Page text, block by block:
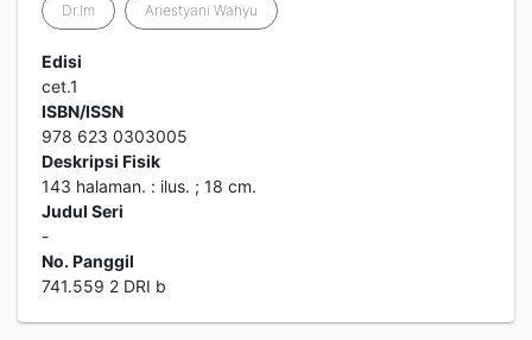
Dr.Im Ariestyani Wahyu
Edisi
cet.1
ISBN/ISSN
978 623 0303005
Deskripsi Fisik
143 halaman. : ilus. ; 18 cm.
Judul Seri
-
No. Panggil
741.559 2 DRI b